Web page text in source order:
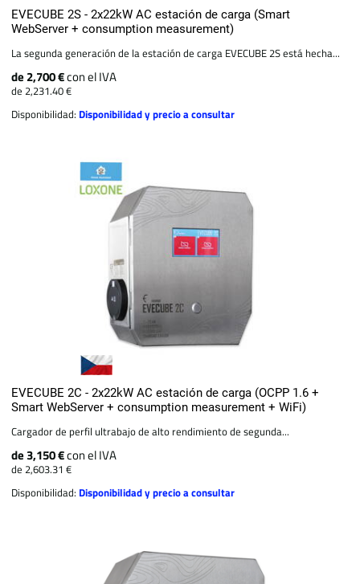
EVECUBE 2S - 2x22kW AC estación de carga (Smart
WebServer + consumption measurement)
La segunda generación de la estación de carga EVECUBE 2S está hecha...
de 2,700 €con el IVA
de 2,231.40 €
Disponibilidad: Disponibilidad y precio a consultar
EVECUBE 2C - 2x22kW AC estación de carga (OCPP 1.6 +
Smart WebServer + consumption measurement + WiFi)
Cargador de perfil ultrabajo de alto rendimiento de segunda...
de 3,150 €con el IVA
de 2,603.31 €
Disponibilidad: Disponibilidad y precio a consultar